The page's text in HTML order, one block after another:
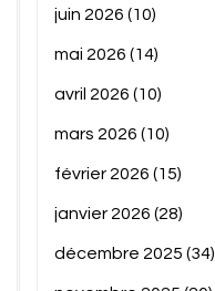
juin 2026 (10)
mai 2026 (14)
avril 2026 (10)
mars 2026 (10)
février 2026 (15)
janvier 2026 (28)
décembre 2025 (34)